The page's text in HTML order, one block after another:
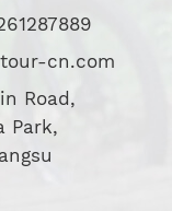
cn.com
Road,
Park,